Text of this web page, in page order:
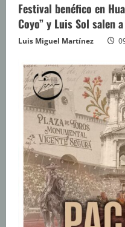
Festival benéfico en
Coyo” y Luis Sol salen
Luis Miguel Martínez